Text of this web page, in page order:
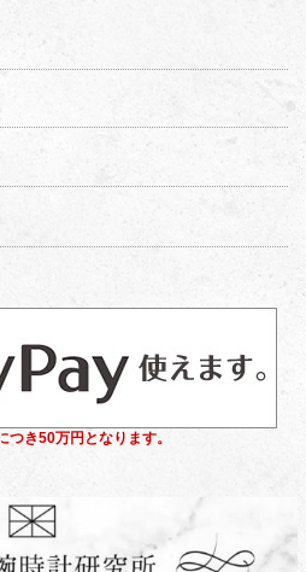
き50万円となります。